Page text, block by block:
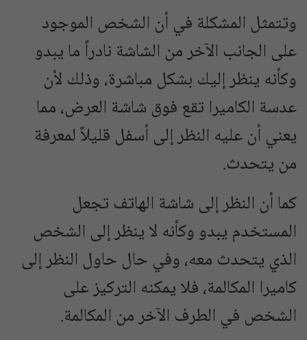
وتتمثل المشكلة في أن الشخص الموجود
على الجانب الآخر من الشاشة نادراً ما يبدو
وكأنه ينظر إليك بشكل مباشرة، وذلك لأن
عدسة الكاميرا تقع فوق شاشة العرض، مما
يعني أن عليه النظر إلى أسفل قليلاً لمعرفة
من يتحدث.
كما أن النظر إلى شاشة الهاتف تجعل
المستخدم يبدو وكأنه لا ينظر إلى الشخص
الذي يتحدث معه، وفي حال حاول النظر إلى
كاميرا المكالمة، فلا يمكنه التركيز على
الشخص في الطرف الآخر من المكالمة.